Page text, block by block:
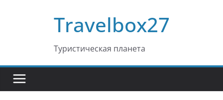
Travelbox27
Туристическая планета